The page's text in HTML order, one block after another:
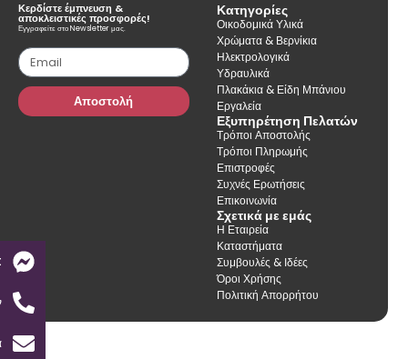
Κερδίστε έμπνευση &
αποκλειστικές προσφορές!
Εγγραφείτε στο Newsletter μας.
Αποστολή
Κατηγορίες
Οικοδομικά Υλικά
Χρώματα & Βερνίκια
Ηλεκτρολογικά
Υδραυλικά
Πλακάκια & Είδη Μπάνιου
Εργαλεία
Εξυπηρέτηση Πελατών
Τρόποι Αποστολής
Τρόποι Πληρωμής
Επιστροφές
Συχνές Ερωτήσεις
Επικοινωνία
Σχετικά με εμάς
Η Εταιρεία
Καταστήματα
Συμβουλές & Ιδέες
Όροι Χρήσης
Πολιτική Απορρήτου